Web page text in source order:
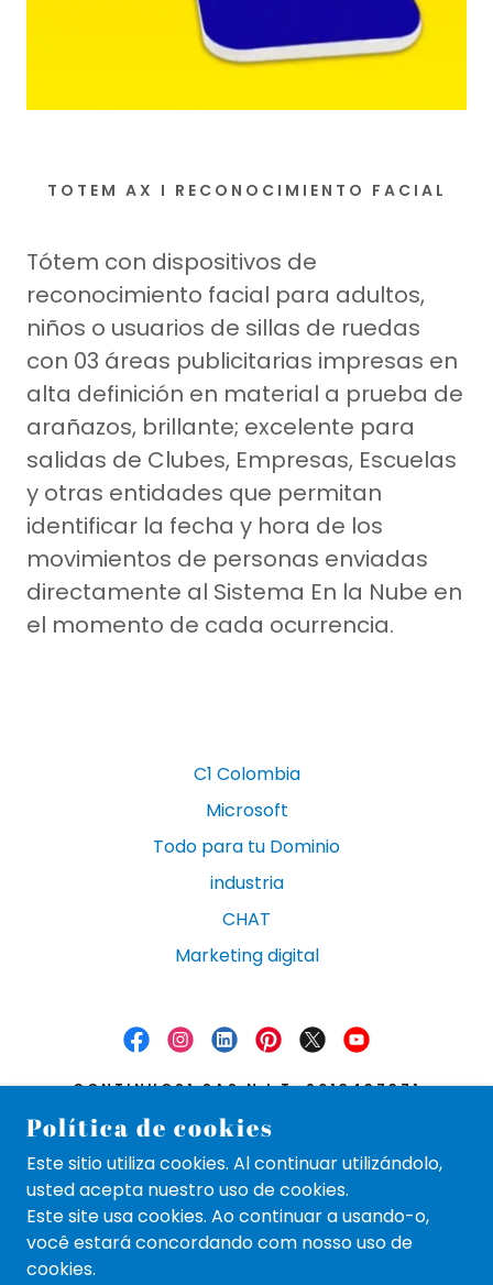
TOTEM AX I RECONOCIMIENTO FACIAL
Tótem con dispositivos de
reconocimiento facial para adultos,
niños o usuarios de sillas de ruedas
con 03 áreas publicitarias impresas en
alta definición en material a prueba de
arañazos, brillante; excelente para
salidas de Clubes, Empresas, Escuelas
y otras entidades que permitan
identificar la fecha y hora de los
movimientos de personas enviadas
directamente al Sistema En la Nube en
el momento de cada ocurrencia.
C1 Colombia
Microsoft
Todo para tu Dominio
industria
CHAT
Marketing digital
CONTINUOS1 SAS N.I.T. 9013437371
CRA 20 # 151 46 CEDRITOS BOGOTÁ
C1 MERCOSUR Y COLOMBIA+57 (313) 546
COPYRIGHT C1FACE© 2024 – TODOS OS
Política de cookies
Este sitio utiliza cookies. Al continuar utilizándolo,
usted acepta nuestro uso de cookies.
Este site usa cookies. Ao continuar a usando-o,
você estará concordando com nosso uso de
cookies.